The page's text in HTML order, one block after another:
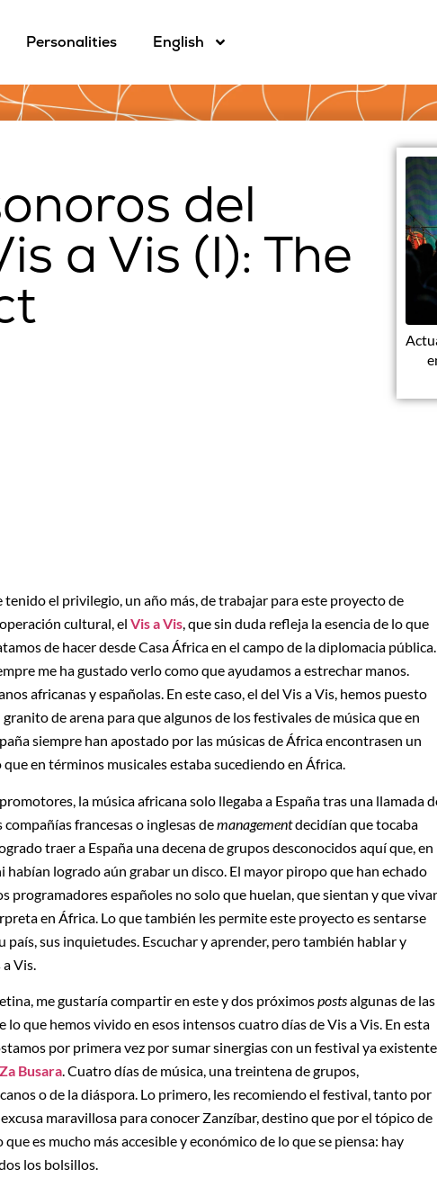
Personalities English
del
a Vis (I): The
tenido el privilegio, un año más, de trabajar para este proyecto de
cultural, el Vis a Vis, que sin duda refleja la esencia de lo que
de hacer desde Casa África en el campo de la diplomacia pública.
me ha gustado verlo como que ayudamos a estrechar manos.
africanas y españolas. En este caso, el del Vis a Vis, hemos puesto
granito de arena para que algunos de los festivales de música que en
siempre han apostado por las músicas de África encontrasen un
en términos musicales estaba sucediendo en África.
la música africana solo llegaba a España tras una llamada
francesas o inglesas demanagementdecidían que tocaba
traer a España una decena de grupos desconocidos aquí que, en
habían logrado aún grabar un disco. El mayor piropo que han echado
programadores españoles no solo que huelan, que sientan y que
en África. Lo que también les permite este proyecto es sentarse
país, sus inquietudes. Escuchar y aprender, pero también hablar y
Vis.
me gustaría compartir en este y dos próximospostsalgunas de las
lo que hemos vivido en esos intensos cuatro días de Vis a Vis. En esta
por primera vez por sumar sinergias con un festival ya existente
Busara. Cuatro días de música, una treintena de grupos,
o de la diáspora. Lo primero, les recomiendo el festival, tanto por
maravillosa para conocer Zanzíbar, destino que por el tópico de
es mucho más accesible y económico de lo que se piensa: hay
los bolsillos.